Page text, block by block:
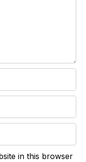
in this browser